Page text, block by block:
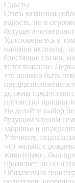
Советы
Стать хозяином
радость, но и
будущего
Удостоверьтесь в
малыши активны,
блестящие глазки,
телосложение.
это должно быть
должны
потомство прошли
Не делайте выбор
будущим членом
здоровье и
Уточните,
что малыш с
животными, был
проявляет ли он
Обязательно